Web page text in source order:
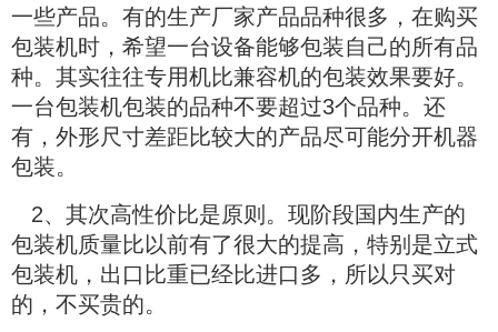
一些产品。有的生产厂家产品品种很多，在购买
包装机时，希望一台设备能够包装自己的所有品
种。其实往往专用机比兼容机的包装效果要好。
一台包装机包装的品种不要超过3个品种。还
有，外形尺寸差距比较大的产品尽可能分开机器
包装。
2、其次高性价比是原则。现阶段国内生产的
包装机质量比以前有了很大的提高，特别是立式
包装机，出口比重已经比进口多，所以只买对
的，不买贵的。